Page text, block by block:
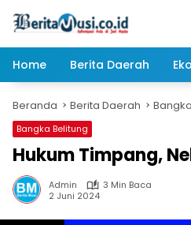
Home
Berita Daerah
Beranda Berita Daerah
Bangka Belitung
Hukum Timpang,
Admin
3 Min Baca
2 Juni 2024